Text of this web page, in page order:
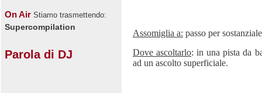
On Air Stiamo trasmettendo:
Supercompilation
Parola di DJ
Assomiglia a: passo per
Dove ascoltarlo: in una pista da
ad un ascolto superficiale.